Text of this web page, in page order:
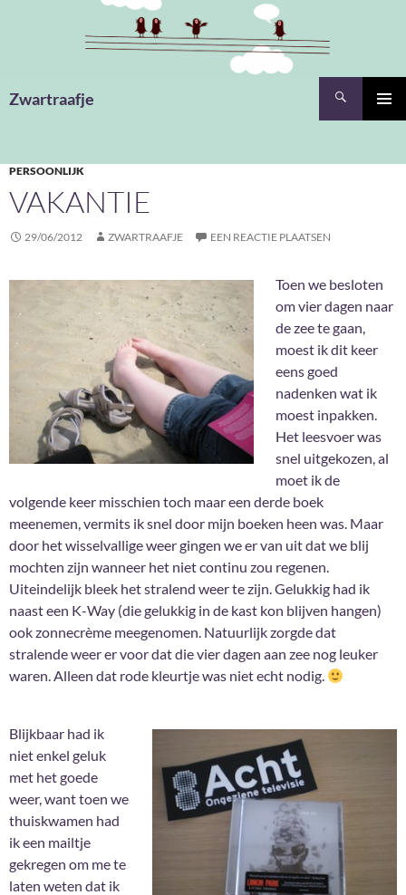
Zwartraafje
PERSOONLIJK
VAKANTIE
29/06/2012 ZWARTRAAFJE EEN REACTIE PLAATSEN
Toen we besloten
om vier dagen naar
de zee te gaan,
moest ik dit keer
eens goed
nadenken wat ik
moest inpakken.
Het leesvoer was
snel uitgekozen, al
moet ik de
volgende keer misschien toch maar een derde boek
meenemen, vermits ik snel door mijn boeken heen was. Maar
door het wisselvallige weer gingen we er van uit dat we blij
mochten zijn wanneer het niet continu zou regenen.
Uiteindelijk bleek het stralend weer te zijn. Gelukkig had ik
naast een K-Way (die gelukkig in de kast kon blijven hangen)
ook zonnecrème meegenomen. Natuurlijk zorgde dat
stralende weer er voor dat die vier dagen aan zee nog leuker
waren. Alleen dat rode kleurtje was niet echt nodig.
Blijkbaar had ik
niet enkel geluk
met het goede
weer, want toen we
thuiskwamen had
ik een mailtje
gekregen om me te
laten weten dat ik